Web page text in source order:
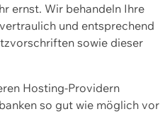
ernst. Wir behandeln Ihre
und entsprechend
sowie dieser
Hosting-Providern
so gut wie möglich vor